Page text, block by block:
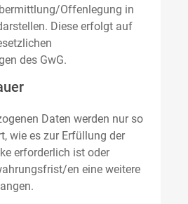
Offenlegung in
Diese erfolgt auf
des GwG.
Daten werden nur so
wie es zur Erfüllung der
erforderlich ist oder
en eine weitere